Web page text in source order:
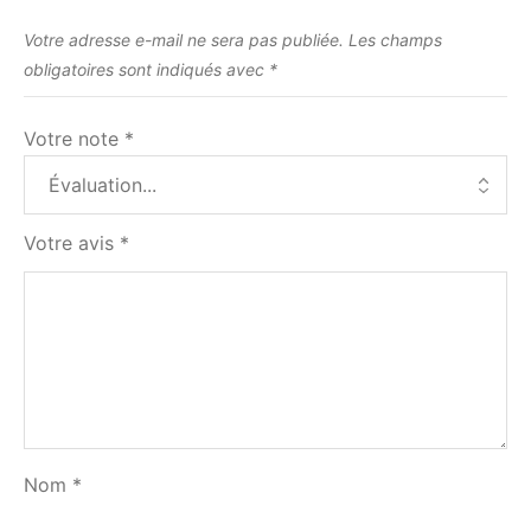
Votre adresse e-mail ne sera pas publiée. Les champs
obligatoires sont indiqués avec *
Votre note *
Votre avis *
Nom *